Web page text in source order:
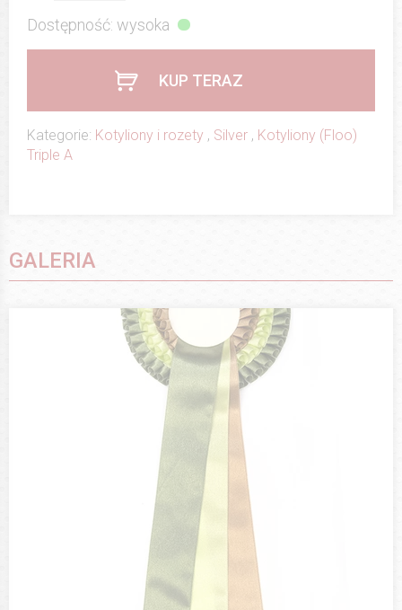
Dostępność: wysoka
KUP TERAZ
Kategorie: Kotyliony i rozety , Silver , Kotyliony (Floo)
Triple A
GALERIA